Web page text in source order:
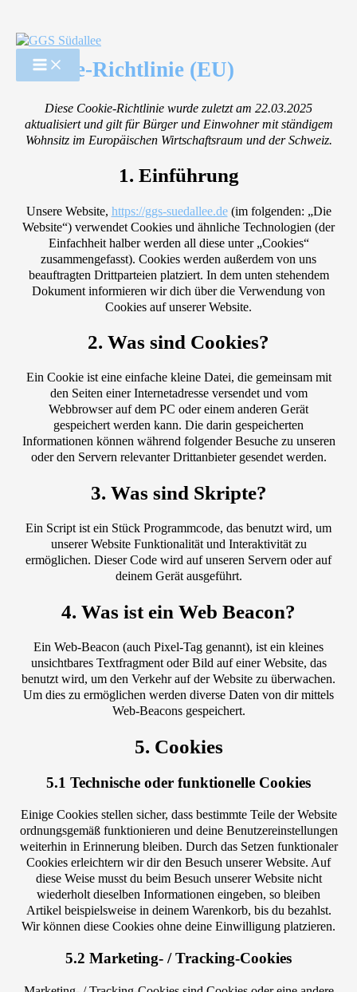
Inhalt
springenCookie-Richtlinie (EU)
Diese Cookie-Richtlinie wurde zuletzt am 22.03.2025
aktualisiert und gilt für Bürger und Einwohner mit ständigem
Wohnsitz im Europäischen Wirtschaftsraum und der Schweiz.
1. Einführung
Unsere Website, https://ggs-suedallee.de(im folgenden: „Die
Website“) verwendet Cookies und ähnliche Technologien (der
Einfachheit halber werden all diese unter „Cookies“
zusammengefasst). Cookies werden außerdem von uns
beauftragten Drittparteien platziert. In dem unten stehendem
Dokument informieren wir dich über die Verwendung von
Cookies auf unserer Website.
2. Was sind Cookies?
Ein Cookie ist eine einfache kleine Datei, die gemeinsam mit
den Seiten einer Internetadresse versendet und vom
Webbrowser auf dem PC oder einem anderen Gerät
gespeichert werden kann. Die darin gespeicherten
Informationen können während folgender Besuche zu unseren
oder den Servern relevanter Drittanbieter gesendet werden.
3. Was sind Skripte?
Ein Script ist ein Stück Programmcode, das benutzt wird, um
unserer Website Funktionalität und Interaktivität zu
ermöglichen. Dieser Code wird auf unseren Servern oder auf
deinem Gerät ausgeführt.
4. Was ist ein Web Beacon?
Ein Web-Beacon (auch Pixel-Tag genannt), ist ein kleines
unsichtbares Textfragment oder Bild auf einer Website, das
benutzt wird, um den Verkehr auf der Website zu überwachen.
Um dies zu ermöglichen werden diverse Daten von dir mittels
Web-Beacons gespeichert.
5. Cookies
5.1 Technische oder funktionelle Cookies
Einige Cookies stellen sicher, dass bestimmte Teile der Website
ordnungsgemäß funktionieren und deine Benutzereinstellungen
weiterhin in Erinnerung bleiben. Durch das Setzen funktionaler
Cookies erleichtern wir dir den Besuch unserer Website. Auf
diese Weise musst du beim Besuch unserer Website nicht
wiederholt dieselben Informationen eingeben, so bleiben
Artikel beispielsweise in deinem Warenkorb, bis du bezahlst.
Wir können diese Cookies ohne deine Einwilligung platzieren.
5.2 Marketing- / Tracking-Cookies